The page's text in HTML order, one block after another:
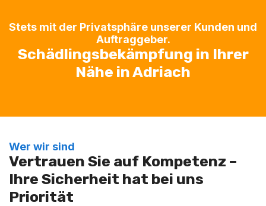
Stets mit der Privatsphäre unserer Kunden und
Auftraggeber.
Schädlingsbekämpfung in Ihrer
Nähe in Adriach
Wer wir sind
Vertrauen Sie auf Kompetenz –
Ihre Sicherheit hat bei uns
Priorität